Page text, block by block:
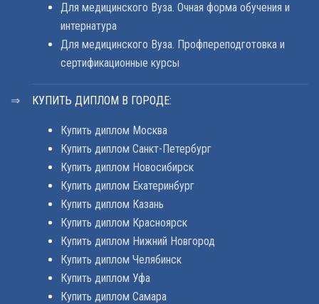
Для медицинского Вуза. Очная форма обучения и
интернатура
Для медицинского Вуза. Профпереподготовка и
сертификационные курсы
КУПИТЬ ДИПЛОМ В ГОРОДЕ:
Купить диплом Москва
Купить диплом Санкт-Петербург
Купить диплом Новосибирск
Купить диплом Екатеринбург
Купить диплом Казань
Купить диплом Красноярск
Купить диплом Нижний Новгород
Купить диплом Челябинск
Купить диплом Уфа
Купить диплом Самара